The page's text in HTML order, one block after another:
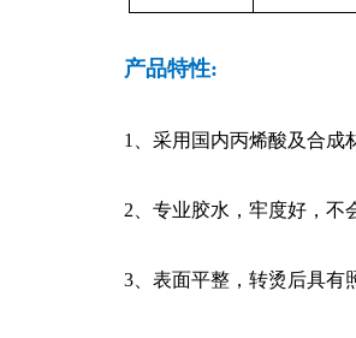
产品特性:
1、采用国内丙烯酸及合成
2、专业胶水，牢度好，不
3、表面平整，转烫后具有